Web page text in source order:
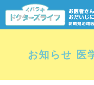
お知らせ 医